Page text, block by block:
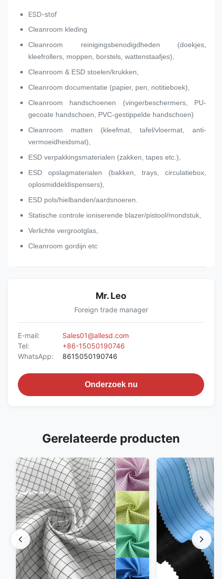
ESD-stof
Cleanroom kleding
Cleanroom reinigingsbenodigdheden (doekjes,
kleefrollers, moppen, borstels, wattenstaafjes),
Cleanroom & ESD stoelen/krukken,
Cleanroom documentatie (papier, pen, notitieboek),
Cleanroom handschoenen (vingerbeschermers, PU-
gecoate handschoen, PVC-gestippelde handschoen)
Cleanroom matten (kleefmat, tafel/vloermat, anti-
vermoeidheidsmat),
ESD verpakkingsmaterialen (zakken, tapes etc.),
ESD opslagmaterialen (bakken, trays, circulatiebox,
oplosmiddeldispensers),
ESD pols/hielbanden/aardsnoeren.
Statische controle ioniserende blazer/pistool/mondstuk,
Verlichte vergrootglas,
Cleanroom gordijn etc
Mr. Leo
Foreign trade manager
E-mail:
Sales01@allesd.com
Tel:
+86-15050190746
WhatsApp:
8615050190746
Onderzoek nu
Gerelateerde producten